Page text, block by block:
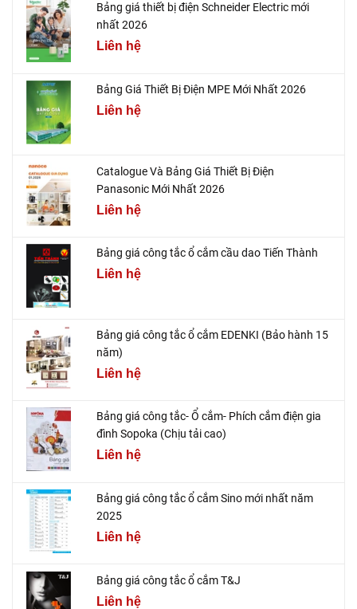
Bảng giá thiết bị điện Schneider Electric mới
nhất 2026
Liên hệ
Bảng Giá Thiết Bị Điện MPE Mới Nhất 2026
Liên hệ
Catalogue Và Bảng Giá Thiết Bị Điện
Panasonic Mới Nhất 2026
Liên hệ
Bảng giá công tắc ổ cắm cầu dao Tiến Thành
Liên hệ
Bảng giá công tắc ổ cắm EDENKI (Bảo hành 15
năm)
Liên hệ
Bảng giá công tắc- Ổ cắm- Phích cắm điện gia
đình Sopoka (Chịu tải cao)
Liên hệ
Bảng giá công tắc ổ cắm Sino mới nhất năm
2025
Liên hệ
Bảng giá công tắc ổ cắm T&J
Liên hệ